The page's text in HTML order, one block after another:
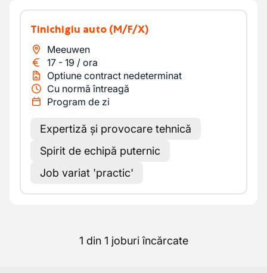
Tinichigiu auto (M/F/X)
Meeuwen
17 - 19 / ora
Optiune contract nedeterminat
Cu normă întreagă
Program de zi
Expertiză și provocare tehnică
Spirit de echipă puternic
Job variat 'practic'
1 din 1 joburi încărcate